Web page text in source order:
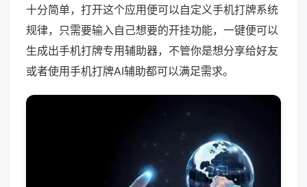
十分简单，打开这个应用便可以自定义手机打牌系统
规律，只需要输入自己想要的开挂功能，一键便可以
生成出手机打牌专用辅助器，不管你是想分享给好友
或者使用手机打牌AI辅助都可以满足需求。